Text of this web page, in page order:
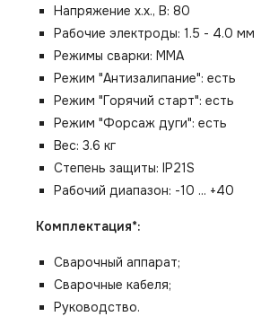
Напряжение х.х., В: 80
Рабочие электроды: 1.5 - 4.0 мм
Режимы сварки: ММА
Режим "Антизалипание": есть
Режим "Горячий старт": есть
Режим "Форсаж дуги": есть
Вес: 3.6 кг
Степень защиты: IP21S
Рабочий диапазон: -10 ... +40
Комплектация*:
Сварочный аппарат;
Сварочные кабеля;
Руководство.